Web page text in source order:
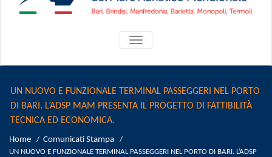
ATTIVA/DISATTIVA
MENU
UN NUOVO E FUNZIONALE TERMINAL PASSEGGERI NEL PORTO
DI BARI. L’ADSP MAM PRESENTA IL PROGETTO DI FATTIBILITÀ
TECNICA ED ECONOMICA.
Home / Comunicati Stampa /
UN NUOVO E FUNZIONALE TERMINAL PASSEGGERI NEL PORTO DI BARI. L’ADSP